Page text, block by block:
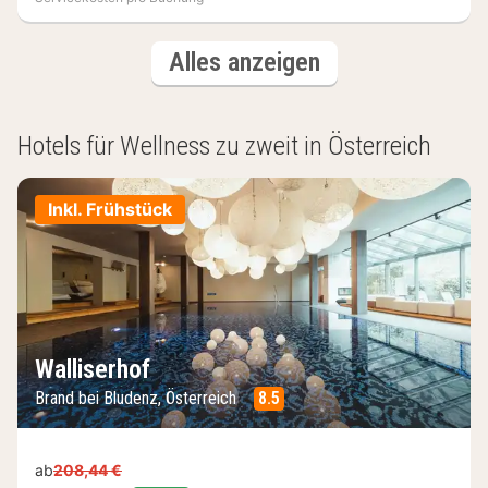
Alles anzeigenHotels
Hotels für Wellness zu zweit in Österreich
Inkl. Frühstück
Walliserhof
Brand bei Bludenz, Österreich 8.5
ab208,44 €